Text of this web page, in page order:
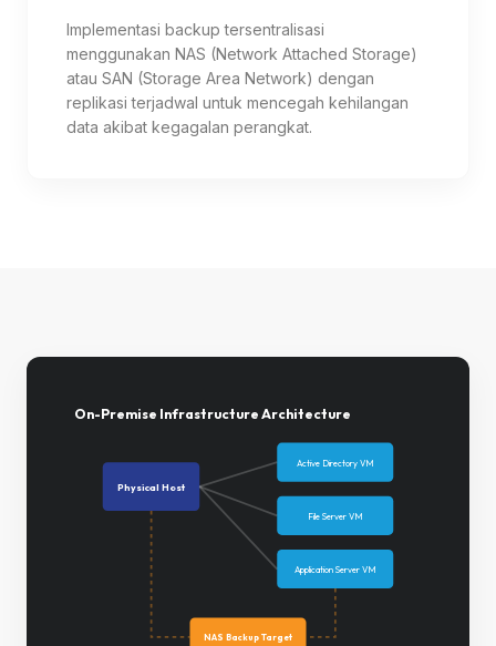
Implementasi backup tersentralisasi
menggunakan NAS (Network Attached Storage)
atau SAN (Storage Area Network) dengan
replikasi terjadwal untuk mencegah kehilangan
data akibat kegagalan perangkat.
On-Premise Infrastructure Architecture
Physical Host
Active Directory VM
File Server VM
Application Server VM
NAS Backup Target